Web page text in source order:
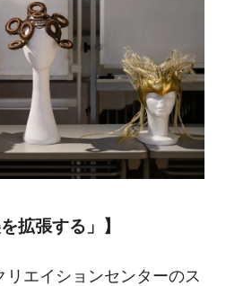
拡張する」】
エイションセンターのス